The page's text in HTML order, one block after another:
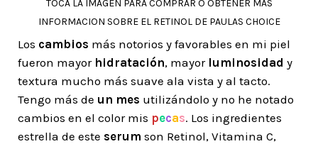
TOCA LA IMAGEN PARA COMPRAR O OBTENER MAS
INFORMACION SOBRE EL RETINOL DE PAULAS CHOICE
Los cambios más notorios y favorables en mi piel
fueron mayor hidratación, mayor luminosidad y
textura mucho más suave ala vista y al tacto.
Tengo más de un mes utilizándolo y no he notado
cambios en el color mis pecas. Los ingredientes
estrella de este serum son Retinol, Vitamina C,